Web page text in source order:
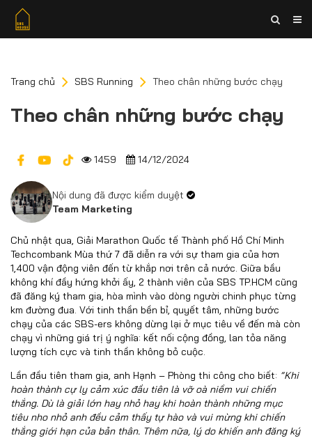
Trang chủ SBS Running Theo chân những bước chạy
Theo chân những bước chạy
1459 14/12/2024
Nội dung đã được kiểm duyệt
Team Marketing
Chủ nhật qua, Giải Marathon Quốc tế Thành phố Hồ Chí Minh
Techcombank Mùa thứ 7 đã diễn ra với sự tham gia của hơn
1,400 vận động viên đến từ khắp nơi trên cả nước. Giữa bầu
không khí đầy hứng khởi ấy, 2 thành viên của SBS TP.HCM cũng
đã đăng ký tham gia, hòa mình vào dòng người chinh phục từng
km đường đua. Với tinh thần bền bỉ, quyết tâm, những bước
chạy của các SBS-ers không dừng lại ở mục tiêu về đến mà còn
chạy vì những giá trị ý nghĩa: kết nối cộng đồng, lan tỏa năng
lượng tích cực và tinh thần không bỏ cuộc.
Lần đầu tiên tham gia, anh Hạnh – Phòng thi công cho biết: “Khi
hoàn thành cự ly cảm xúc đầu tiên là vỡ oà niềm vui chiến
thắng. Dù là giải lớn hay nhỏ hay khi hoàn thành những mục
tiêu nho nhỏ anh đều cảm thấy tự hào và vui mừng khi chiến
thắng giới hạn của bản thân. Thêm nữa, lý do khiến anh đăng ký